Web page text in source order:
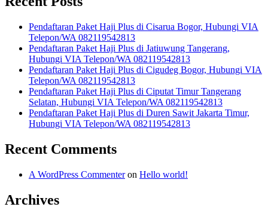
Pendaftaran Paket Haji Plus di Cisarua Bogor, Hubungi VIA
Telepon/WA 082119542813
Pendaftaran Paket Haji Plus di Jatiuwung Tangerang,
Hubungi VIA Telepon/WA 082119542813
Pendaftaran Paket Haji Plus di Cigudeg Bogor, Hubungi VIA
Telepon/WA 082119542813
Pendaftaran Paket Haji Plus di Ciputat Timur Tangerang
Selatan, Hubungi VIA Telepon/WA 082119542813
Pendaftaran Paket Haji Plus di Duren Sawit Jakarta Timur,
Hubungi VIA Telepon/WA 082119542813
Recent Comments
A WordPress Commenteron Hello world!
Archives